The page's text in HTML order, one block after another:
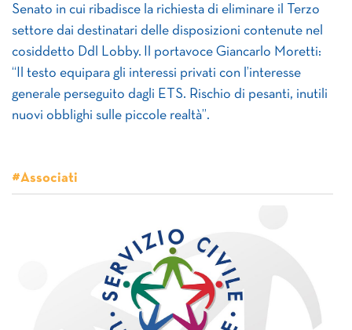
Senato in cui ribadisce la richiesta di eliminare il Terzo
settore dai destinatari delle disposizioni contenute nel
cosiddetto Ddl Lobby. Il portavoce Giancarlo Moretti:
“Il testo equipara gli interessi privati con l’interesse
generale perseguito dagli ETS. Rischio di pesanti, inutili
nuovi obblighi sulle piccole realtà”.
#Associati